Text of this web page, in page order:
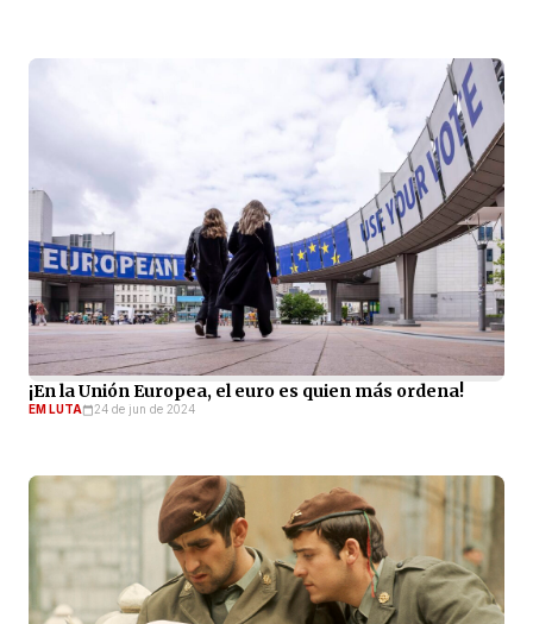
¡En la Unión Europea, el euro es quien más ordena!
EM LUTA 24 de jun de 2024